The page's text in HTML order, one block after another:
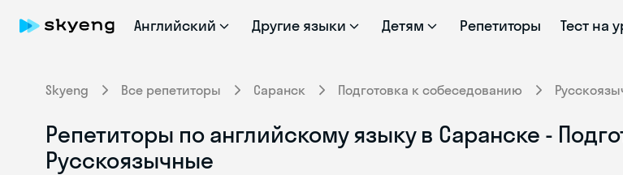
Английский Другие языки Детям Репетиторы Тест на
Skyeng Все репетиторы Саранск Подготовка к собеседованию
Репетиторы по английскому языку в Саранске -
Русскоязычные